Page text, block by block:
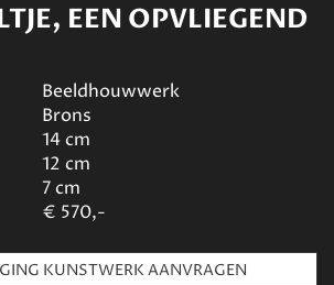
EEN OPVLIEGEND
Beeldhouwwerk
Brons
14cm
12 cm
7cm
€ 570,-
KUNSTWERK AANVRAGEN